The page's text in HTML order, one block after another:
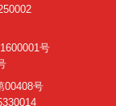
号
00408号